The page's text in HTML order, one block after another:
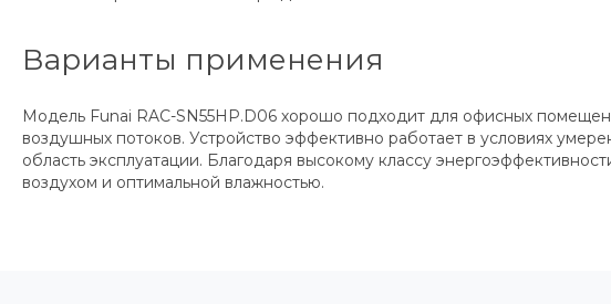
Варианты применения
Модель Funai RAC-SN55HP.D06 хорошо подходит для офисных
воздушных потоков. Устройство эффективно работает в условиях
область эксплуатации. Благодаря высокому классу
воздухом и оптимальной влажностью.